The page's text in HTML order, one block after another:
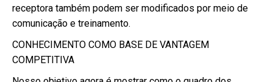
receptora também podem ser modificados por meio de
comunicação e treinamento.
CONHECIMENTO COMO BASE DE VANTAGEM
COMPETITIVA